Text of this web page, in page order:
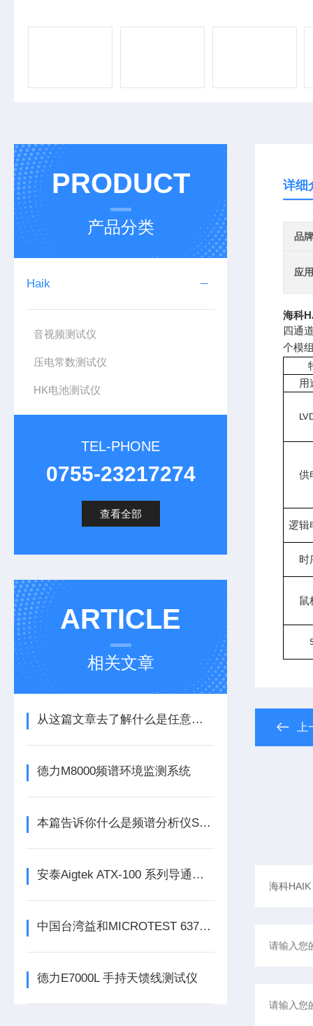
PRODUCT
产品分类
Haik
音视频测试仪
压电常数测试仪
HK电池测试仪
TEL-PHONE
0755-23217274
查看全部
ARTICLE
相关文章
从这篇文章去了解什么是任意波函数发生器
德力M8000频谱环境监测系统
本篇告诉你什么是频谱分析仪SSA3032X
安泰Aigtek ATX-100 系列导通线束测试仪
中国台湾益和MICROTEST 6372 LCR测试仪
德力E7000L 手持天馈线测试仪
详细
品牌
应
海科
四通
个模
用
供
逻辑
时
鼠